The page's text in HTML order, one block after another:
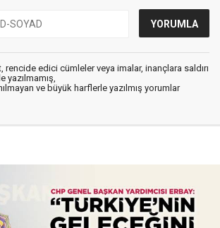
rencide edici cümleler veya imalar, inançlara saldırı
yazılmamış,
ve büyük harflerle yazılmış yorumlar